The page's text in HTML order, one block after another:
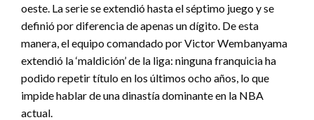
oeste. La serie se extendió hasta el séptimo juego y se
definió por diferencia de apenas un dígito. De esta
manera, el equipo comandado por Victor Wembanyama
extendió la ‘maldición’ de la liga: ninguna franquicia ha
podido repetir título en los últimos ocho años, lo que
impide hablar de una dinastía dominante en la NBA
actual.